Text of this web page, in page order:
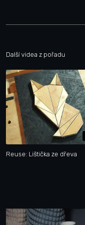
Další videa z pořadu
Reuse: Lištička ze dřeva